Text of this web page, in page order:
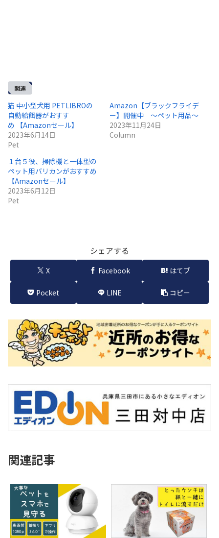
関連
猫 中小型犬用 PETLIBROの
自動給餌器がおすす
め 【Amazonセール】
2023年6月14日
Pet
Amazon【ブラックフライデ
ー】開催中 ～ペット用品～
2023年11月24日
Column
１台５役、掃除機と一体型の
ペット用バリカンがおすすめ
【Amazonセール】
2023年6月12日
Pet
シェアする
X Facebook はてブ
Pocket LINE コピー
関連記事